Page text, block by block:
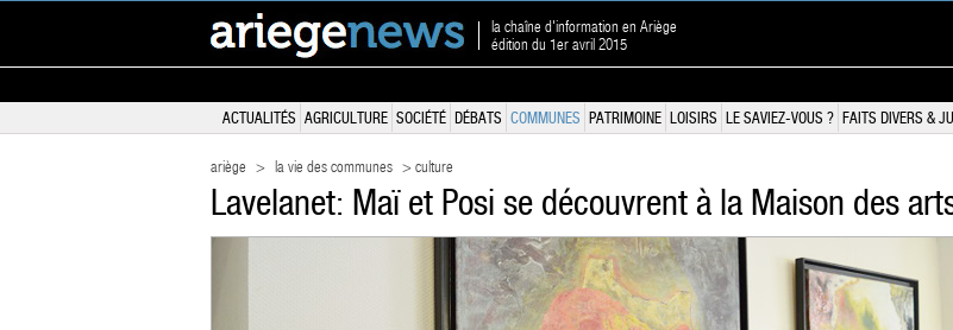
la chaîne d'information en Ariège
édition du 1er avril 2015
ACTUALITÉS AGRICULTURE SOCIÉTÉ DÉBATS COMMUNES PATRIMOINE LOISIRS LE SAVIEZ-VOUS ? FAITS DIVERS &
ariège > la vie des communes > culture
Lavelanet: Maï et Posi se découvrent à la Maison des